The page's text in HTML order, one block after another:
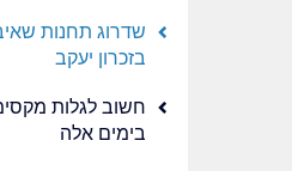
שדרוג תחנות
בזכרון יעקב
חשוב לגלות
בימים אלה